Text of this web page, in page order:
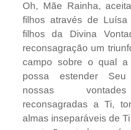
Oh, Mãe Rainha,
filhos através de
filhos da Divina
reconsagração um
campo sobre o qual a
possa estender
nossas
reconsagradas a Ti,
almas inseparáveis ​​de